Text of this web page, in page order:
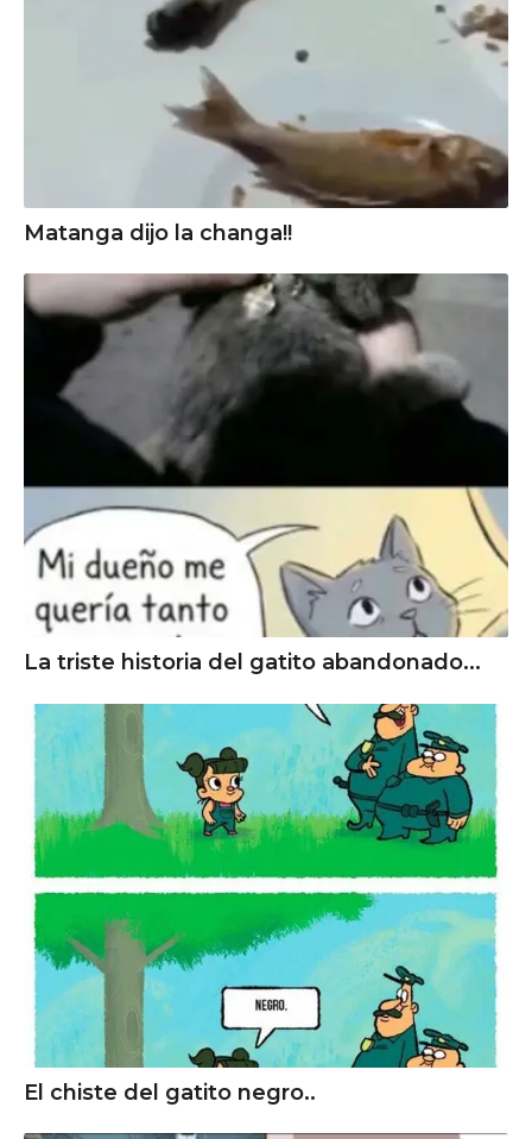
Matanga dijo la changa!!
La triste historia del gatito abandonado...
El chiste del gatito negro..